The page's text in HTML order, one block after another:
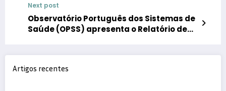
Renais
Next post
Observatório Português dos Sistemas de
Saúde (OPSS) apresenta o Relatório de
Artigos recentes